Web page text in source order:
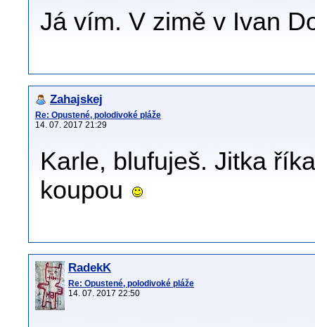
Já vím. V zimě v Ivan
Zahajskej
Re: Opustené, polodivoké pláže
14. 07. 2017 21:29
Karle, blufuješ. Jitka
koupou
RadekK
Re: Opustené, polodivoké pláže
14. 07. 2017 22:50